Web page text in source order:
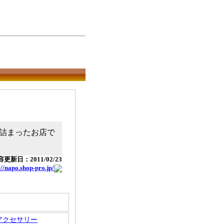
まったお店で
更新日：2011/02/23
napo.shop-pro.jp/
クセサリー